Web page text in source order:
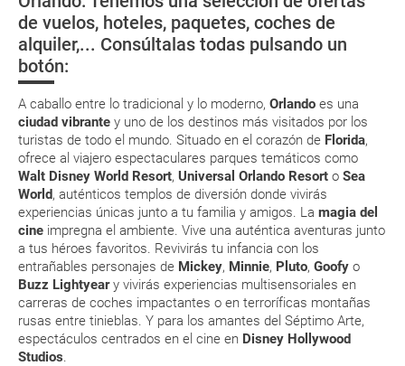
de vuelos, hoteles, paquetes, coches de
alquiler,... Consúltalas todas pulsando un
botón:
A caballo entre lo tradicional y lo moderno, Orlando es una
ciudad vibrante y uno de los destinos más visitados por los
turistas de todo el mundo. Situado en el corazón de Florida,
ofrece al viajero espectaculares parques temáticos como
Walt Disney World Resort, Universal Orlando Resort o Sea
World, auténticos templos de diversión donde vivirás
experiencias únicas junto a tu familia y amigos. La magia del
cine impregna el ambiente. Vive una auténtica aventuras junto
a tus héroes favoritos. Revivirás tu infancia con los
entrañables personajes de Mickey, Minnie, Pluto, Goofy o
Buzz Lightyeary vivirás experiencias multisensoriales en
carreras de coches impactantes o en terroríficas montañas
rusas entre tinieblas. Y para los amantes del Séptimo Arte,
espectáculos centrados en el cine en Disney Hollywood
Studios
Universal Studios
Resort en
Orlando
Seaworld en
Orlando
Walt Disney
World en
promedio anual de precipitaciones de 1.198,1 mm³. La
estación seca ocurre entre los meses de diciembre y mayo.
Los meses de verano suelen ser muy calurosos y
húmedos, no olvide su protección solar y tomar líquidos
Monedas
Lenguas
Eso sí, deberás estar atento si viajas con una compañía low cost, debido
a que muchas de ellas exigen la presentación de la tarjeta de embarque
(que deberás realizar a través de su web) para que no te carguen un
suplemento extra en el mismo aeropuerto.
En caso de tener que enviarte la documentación de un paquete
vacacional (Caribe, circuitos, tours...) te enviaremos la documentación
de tu reserva alrededor de 10 días antes de salida, la cual deberás
imprimir y llevar contigo en el viaje.
Esta documentación te será requerida en el mostrador de la compañía
aérea a la hora de realizar el check-in el día de la salida.
MODIFICACIÓN ó CANCELACIÓN ¿Puedo anular o
modificar una reserva del viaje? ¿Qué gastos puede
generar una anulación o modificación del viaje?
¿Qué caducidad debe tener mi pasaporte para ir
a...?